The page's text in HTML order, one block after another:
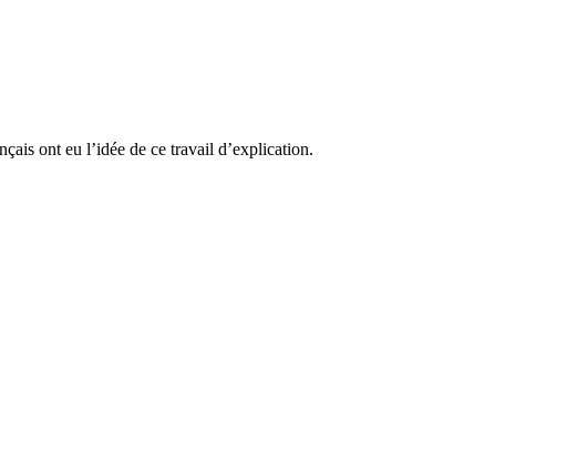
ont eu l’idée de ce travail d’explication.